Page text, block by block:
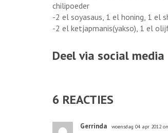
chilipoeder
-2 el soyasaus, 1 el honing, 1 el
-2 el ketjapmanis(yakso), 1 el
Deel via social media
6 REACTIES
Gerrinda woensdag 04 apr 2012